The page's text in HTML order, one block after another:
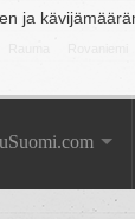
ja